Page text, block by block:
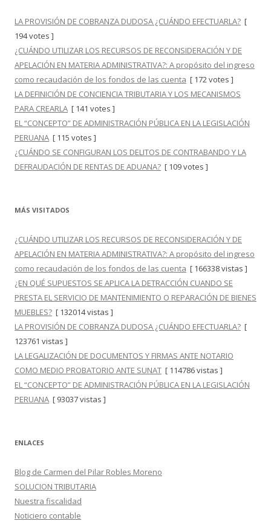
LA PROVISIÓN DE COBRANZA DUDOSA ¿CUÁNDO EFECTUARLA? [
194 votes ]
¿CUÁNDO UTILIZAR LOS RECURSOS DE RECONSIDERACIÓN Y DE
APELACIÓN EN MATERIA ADMINISTRATIVA?: A propósito del ingreso
como recaudación de los fondos de las cuenta [ 172 votes ]
LA DEFINICIÓN DE CONCIENCIA TRIBUTARIA Y LOS MECANISMOS
PARA CREARLA [ 141 votes ]
EL “CONCEPTO” DE ADMINISTRACIÓN PÚBLICA EN LA LEGISLACIÓN
PERUANA [ 115 votes ]
¿CUÁNDO SE CONFIGURAN LOS DELITOS DE CONTRABANDO Y LA
DEFRAUDACIÓN DE RENTAS DE ADUANA? [ 109 votes ]
MÁS VISITADOS
¿CUÁNDO UTILIZAR LOS RECURSOS DE RECONSIDERACIÓN Y DE
APELACIÓN EN MATERIA ADMINISTRATIVA?: A propósito del ingreso
como recaudación de los fondos de las cuenta [ 166338 vistas ]
¿EN QUÉ SUPUESTOS SE APLICA LA DETRACCIÓN CUANDO SE
PRESTA EL SERVICIO DE MANTENIMIENTO O REPARACIÓN DE BIENES
MUEBLES? [ 132014 vistas ]
LA PROVISIÓN DE COBRANZA DUDOSA ¿CUÁNDO EFECTUARLA? [
123761 vistas ]
LA LEGALIZACIÓN DE DOCUMENTOS Y FIRMAS ANTE NOTARIO
COMO MEDIO PROBATORIO ANTE SUNAT [ 114786 vistas ]
EL “CONCEPTO” DE ADMINISTRACIÓN PÚBLICA EN LA LEGISLACIÓN
PERUANA [ 93037 vistas ]
ENLACES
Blog de Carmen del Pilar Robles Moreno
SOLUCION TRIBUTARIA
Nuestra fiscalidad
Noticiero contable